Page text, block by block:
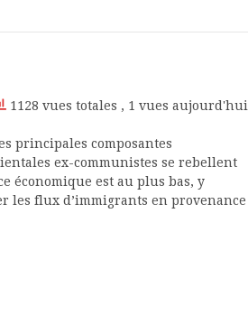
1128 vues totales , 1 vues aujourd'hui
principales composantes
ex-communistes se rebellent
économique est au plus bas, y
les flux d’immigrants en provenance